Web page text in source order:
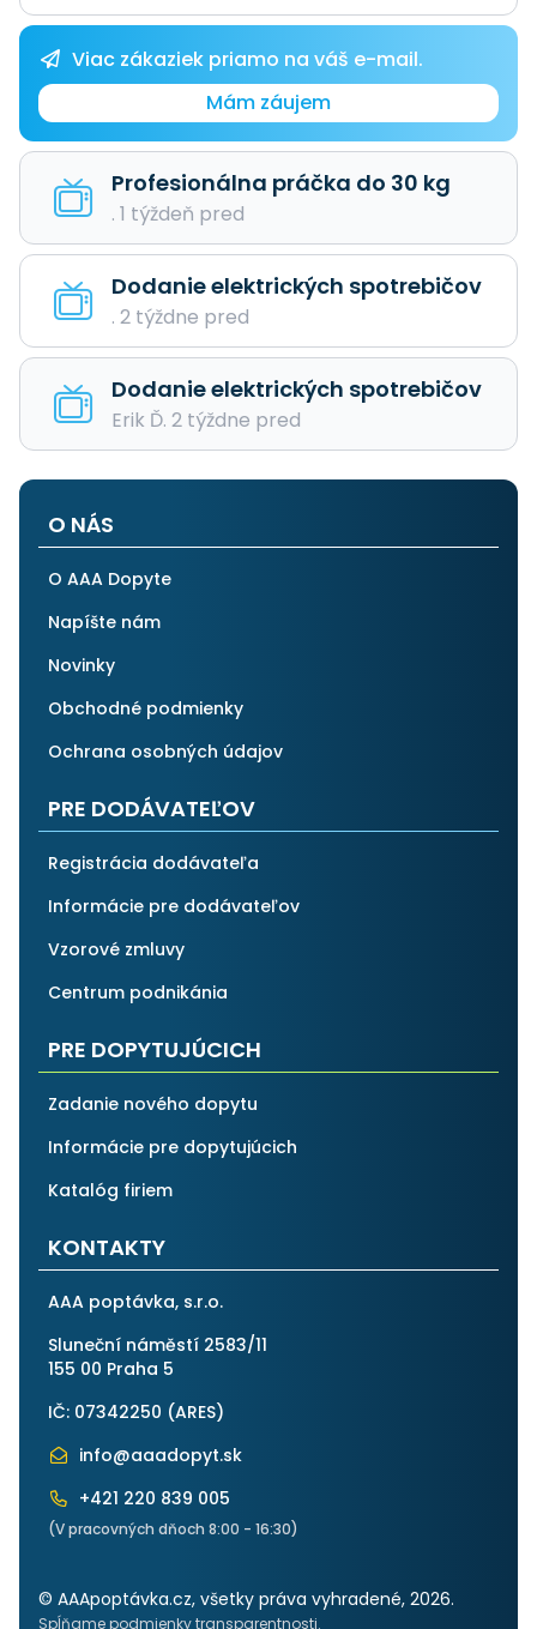
Viac zákaziek priamo na váš e-mail.
Mám záujem
Profesionálna práčka do 30 kg
. 1 týždeň pred
Dodanie elektrických spotrebičov
. 2 týždne pred
Dodanie elektrických spotrebičov
Erik Ď. 2 týždne pred
O NÁS
O AAA Dopyte
Napíšte nám
Novinky
Obchodné podmienky
Ochrana osobných údajov
PRE DODÁVATEĽOV
Registrácia dodávateľa
Informácie pre dodávateľov
Vzorové zmluvy
Centrum podnikánia
PRE DOPYTUJÚCICH
Zadanie nového dopytu
Informácie pre dopytujúcich
Katalóg firiem
KONTAKTY
AAA poptávka, s.r.o.
Sluneční náměstí 2583/11
155 00 Praha 5
IČ: 07342250 (ARES)
info@aaadopyt.sk
+421 220 839 005
(V pracovných dňoch 8:00 - 16:30)
© AAApoptávka.cz, všetky práva vyhradené, 2026.
Spĺňame podmienky transparentnosti.